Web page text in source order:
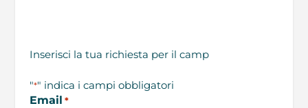
Inserisci la tua richiesta per il camp
"*" indica i campi obbligatori
Email *